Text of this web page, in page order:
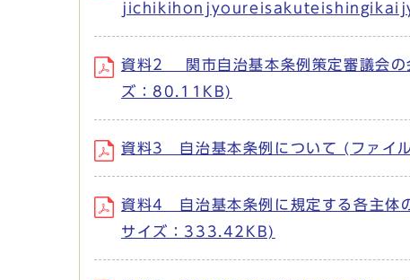
資料2 関市自治基本条例策定審議会
ズ：80.11KB)
資料3 自治基本条例について (ファ
資料4 自治基本条例に規定する各主
サイズ：333.42KB)